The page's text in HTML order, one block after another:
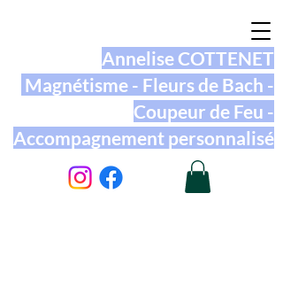
Annelise COTTENET
Magnétisme - Fleurs de Bach -
Coupeur de Feu -
Accompagnement personnalisé